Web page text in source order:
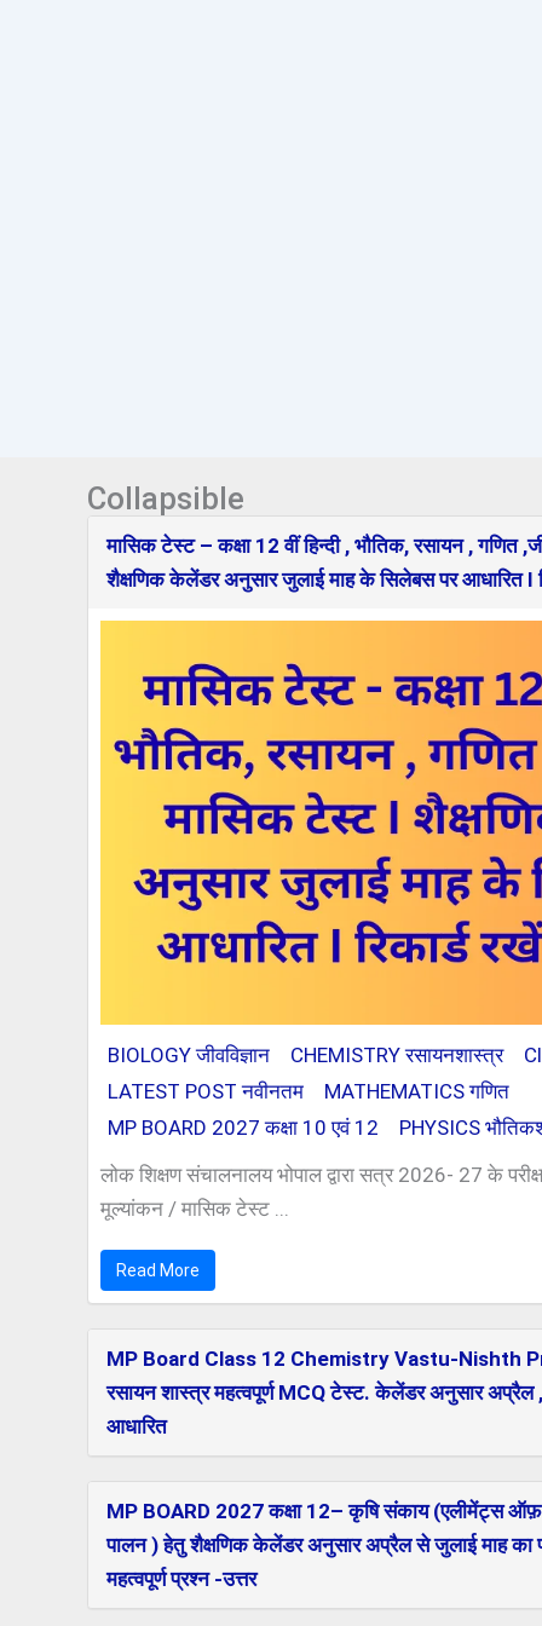
Collapsible
मासिक टेस्ट – कक्षा 12 वीं हिन्दी , भौतिक, रसायन , गणित
शैक्षणिक केलेंडर अनुसार जुलाई माह के सिलेबस पर आधारित I
BIOLOGY जीवविज्ञान CHEMISTRY रसायनशास्त्र
LATEST POST नवीनतम
MATHEMATICS गणित
MP BOARD 2027 कक्षा 10 एवं 12
PHYSICS
लोक शिक्षण संचालनालय भोपाल द्वारा सत्र 2026- 27 के
मूल्यांकन / मासिक टेस्ट ...
Read More
MP Board Class 12 Chemistry Vastu-Nishth
रसायन शास्त्र महत्वपूर्ण MCQ टेस्ट. केलेंडर अनुसार
आधारित
MP BOARD 2027 कक्षा 12– कृषि संकाय (एलीमेंट्स
पालन ) हेतु शैक्षणिक केलेंडर अनुसार अप्रैल से जुलाई माह का
महत्वपूर्ण प्रश्न -उत्तर